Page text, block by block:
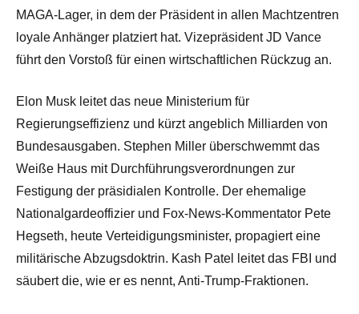
MAGA-Lager, in dem der Präsident in allen Machtzentren
loyale Anhänger platziert hat. Vizepräsident JD Vance
führt den Vorstoß für einen wirtschaftlichen Rückzug an.
Elon Musk leitet das neue Ministerium für
Regierungseffizienz und kürzt angeblich Milliarden von
Bundesausgaben. Stephen Miller überschwemmt das
Weiße Haus mit Durchführungsverordnungen zur
Festigung der präsidialen Kontrolle. Der ehemalige
Nationalgardeoffizier und Fox-News-Kommentator Pete
Hegseth, heute Verteidigungsminister, propagiert eine
militärische Abzugsdoktrin. Kash Patel leitet das FBI und
säubert die, wie er es nennt, Anti-Trump-Fraktionen.